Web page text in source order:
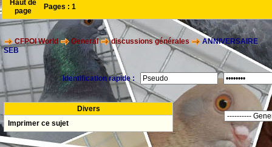
Haut de
page
Pages : 1
CFPOI World General discussions générales
ANNIVERSAIRE
SEB
Identification rapide :
Divers
Imprimer ce sujet